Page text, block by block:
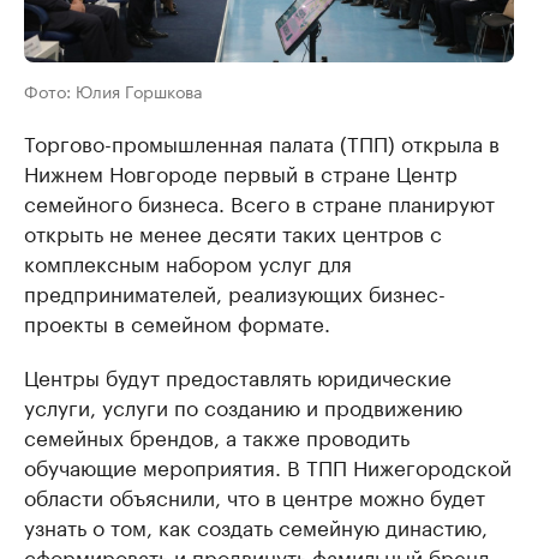
Фото: Юлия Горшкова
Торгово-промышленная палата (ТПП) открыла в
Нижнем Новгороде первый в стране Центр
семейного бизнеса. Всего в стране планируют
открыть не менее десяти таких центров с
комплексным набором услуг для
предпринимателей, реализующих бизнес-
проекты в семейном формате.
Центры будут предоставлять юридические
услуги, услуги по созданию и продвижению
семейных брендов, а также проводить
обучающие мероприятия. В ТПП Нижегородской
области объяснили, что в центре можно будет
узнать о том, как создать семейную династию,